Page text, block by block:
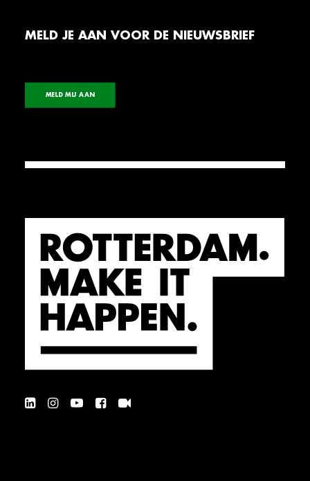
MELD JE AAN VOOR DE NIEUWSBRIEF
MELD MIJ AAN